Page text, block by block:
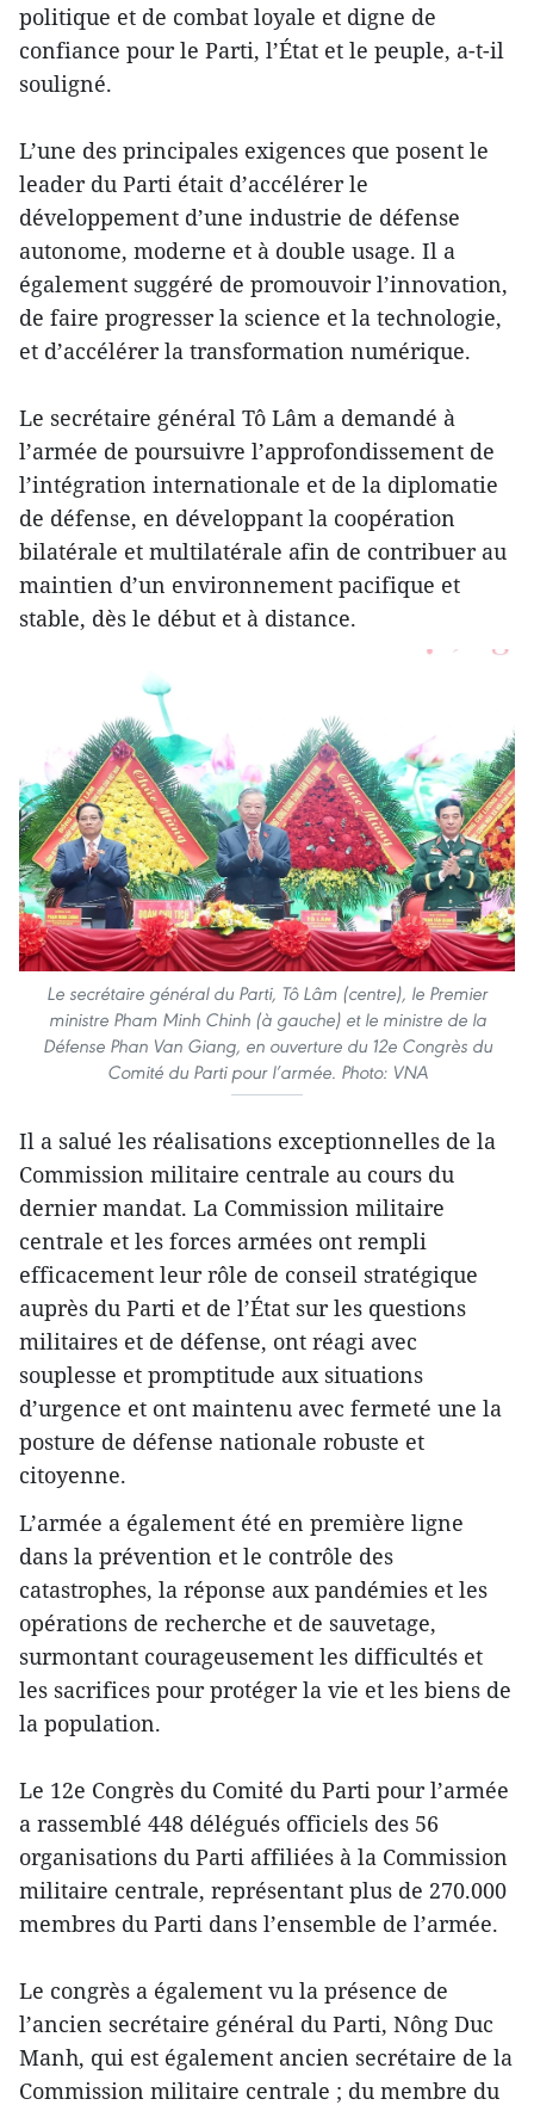
politique et de combat loyale et digne de
confiance pour le Parti, l’État et le peuple, a-t-il
souligné.
L’une des principales exigences que posent le
leader du Parti était d’accélérer le
développement d’une industrie de défense
autonome, moderne et à double usage. Il a
également suggéré de promouvoir l’innovation,
de faire progresser la science et la technologie,
et d’accélérer la transformation numérique.
Le secrétaire général Tô Lâm a demandé à
l’armée de poursuivre l’approfondissement de
l’intégration internationale et de la diplomatie
de défense, en développant la coopération
bilatérale et multilatérale afin de contribuer au
maintien d’un environnement pacifique et
stable, dès le début et à distance.
Le secrétaire général du Parti, Tô Lâm (centre), le Premier
ministre Pham Minh Chinh (à gauche) et le ministre de la
Défense Phan Van Giang, en ouverture du 12e Congrès du
Comité du Parti pour l’armée. Photo: VNA
Il a salué les réalisations exceptionnelles de la
Commission militaire centrale au cours du
dernier mandat. La Commission militaire
centrale et les forces armées ont rempli
efficacement leur rôle de conseil stratégique
auprès du Parti et de l’État sur les questions
militaires et de défense, ont réagi avec
souplesse et promptitude aux situations
d’urgence et ont maintenu avec fermeté une la
posture de défense nationale robuste et
citoyenne.
L’armée a également été en première ligne
dans la prévention et le contrôle des
catastrophes, la réponse aux pandémies et les
opérations de recherche et de sauvetage,
surmontant courageusement les difficultés et
les sacrifices pour protéger la vie et les biens de
la population.
Le 12e Congrès du Comité du Parti pour l’armée
a rassemblé 448 délégués officiels des 56
organisations du Parti affiliées à la Commission
militaire centrale, représentant plus de 270.000
membres du Parti dans l’ensemble de l’armée.
Le congrès a également vu la présence de
l’ancien secrétaire général du Parti, Nông Duc
Manh, qui est également ancien secrétaire de la
Commission militaire centrale ; du membre du